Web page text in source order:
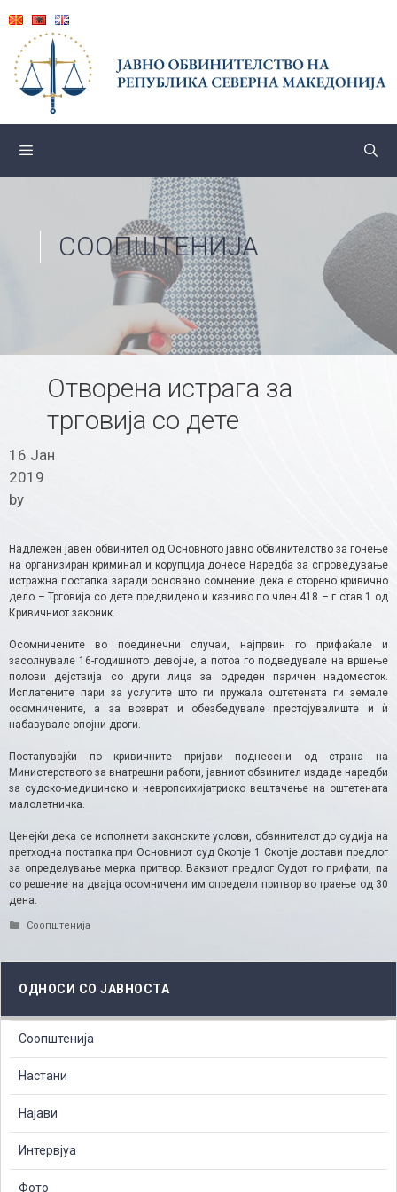
content
СООПШТЕНИЈА
Отворена истрага за
трговија со дете
16 Јан
2019
by
Надлежен јавен обвинител од Основното јавно обвинителство за гонење
на организиран криминал и корупција донесе Наредба за спроведување
истражна постапка заради основано сомнение дека е сторено кривично
дело – Трговија со дете предвидено и казниво по член 418 – г став 1 од
Кривичниот законик.
Осомничените во поединечни случаи, најпрвин го прифаќале и
засолнувале 16-годишното девојче, а потоа го подведувале на вршење
полови дејствија со други лица за одреден паричен надоместок.
Исплатените пари за услугите што ги пружала оштетената ги земале
осомничените, а за возврат и обезбедувале престојувалиште и ѝ
набавувале опојни дроги.
Постапувајќи по кривичните пријави поднесени од страна на
Министерството за внатрешни работи, јавниот обвинител издаде наредби
за судско-медицинско и невропсихијатриско вештачење на оштетената
малолетничка.
Ценејќи дека се исполнети законските услови, обвинителот до судија на
претходна постапка при Основниот суд Скопје 1 Скопје достави предлог
за определување мерка притвор. Ваквиот предлог Судот го прифати, па
со решение на двајца осомничени им определи притвор во траење од 30
дена.
Categories
Соопштенија
ОДНОСИ СО ЈАВНОСТА
Соопштенија
Настани
Најави
Интервјуа
Фото